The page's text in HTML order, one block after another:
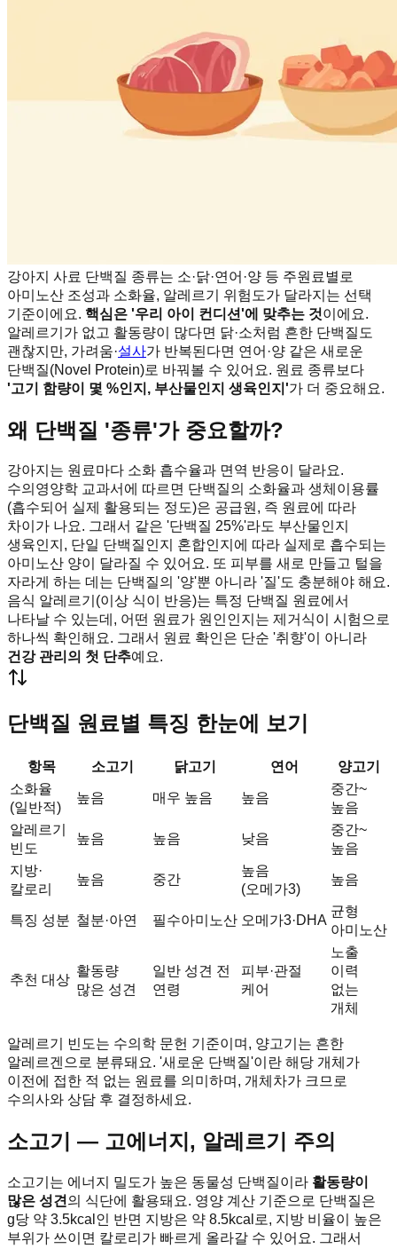
강아지 사료 단백질 종류는 소·닭·연어·양 등 주원료별로
아미노산 조성과 소화율, 알레르기 위험도가 달라지는 선택
기준이에요. 핵심은 '우리 아이 컨디션'에 맞추는 것이에요.
알레르기가 없고 활동량이 많다면 닭·소처럼 흔한 단백질도
괜찮지만, 가려움·설사가 반복된다면 연어·양 같은 새로운
단백질(Novel Protein)로 바꿔볼 수 있어요. 원료 종류보다
'고기 함량이 몇 %인지, 부산물인지 생육인지'가 더 중요해요.
왜 단백질 '종류'가 중요할까?
강아지는 원료마다 소화 흡수율과 면역 반응이 달라요.
수의영양학 교과서에 따르면 단백질의 소화율과 생체이용률
(흡수되어 실제 활용되는 정도)은 공급원, 즉 원료에 따라
차이가 나요. 그래서 같은 '단백질 25%'라도 부산물인지
생육인지, 단일 단백질인지 혼합인지에 따라 실제로 흡수되는
아미노산 양이 달라질 수 있어요. 또 피부를 새로 만들고 털을
자라게 하는 데는 단백질의 '양'뿐 아니라 '질'도 충분해야 해요.
음식 알레르기(이상 식이 반응)는 특정 단백질 원료에서
나타날 수 있는데, 어떤 원료가 원인인지는 제거식이 시험으로
하나씩 확인해요. 그래서 원료 확인은 단순 '취향'이 아니라
건강 관리의 첫 단추예요.
단백질 원료별 특징 한눈에 보기
항목 소고기 닭고기 연어
양고기
소화율
(일반적)
높음 매우 높음 높음
중간~
높음
알레르기
빈도
높음 높음 낮음
중간~
높음
지방·
칼로리
높음 중간
높음
(오메가3)
높음
특징 성분 철분·아연 필수아미노산 오메가3·DHA
균형
아미노산
추천 대상
활동량
많은 성견
일반 성견 전
연령
피부·관절
케어
노출
이력
없는
개체
알레르기 빈도는 수의학 문헌 기준이며, 양고기는 흔한
알레르겐으로 분류돼요. '새로운 단백질'이란 해당 개체가
이전에 접한 적 없는 원료를 의미하며, 개체차가 크므로
수의사와 상담 후 결정하세요.
소고기 — 고에너지, 알레르기 주의
소고기는 에너지 밀도가 높은 동물성 단백질이라 활동량이
많은 성견 의 식단에 활용돼요. 영양 계산 기준으로 단백질은
g당 약 3.5kcal인 반면 지방은 약 8.5kcal로, 지방 비율이 높은
부위가 쓰이면 칼로리가 빠르게 올라갈 수 있어요. 그래서